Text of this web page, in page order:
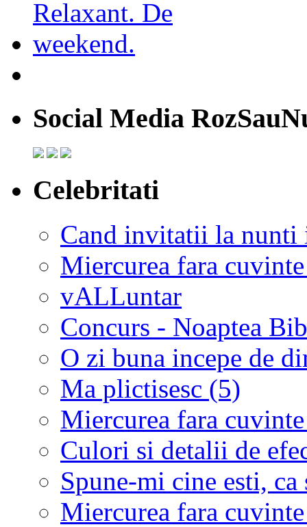
Social Media
Celebritati
Cand invitatii la nunti
Miercurea fara
vALLuntar
Concurs - Noaptea
O zi buna incepe de
Ma plictisesc (5)
Miercurea fara
Culori si detalii de
Spune-mi cine esti, ca
Miercurea fara